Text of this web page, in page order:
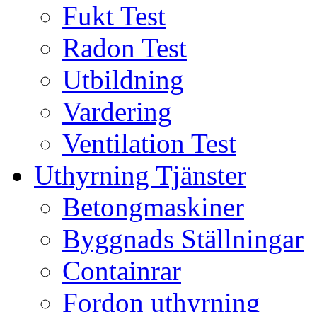
Fukt Test
Radon Test
Utbildning
Vardering
Ventilation Test
Uthyrning Tjänster
Betongmaskiner
Byggnads Ställningar
Containrar
Fordon uthyrning